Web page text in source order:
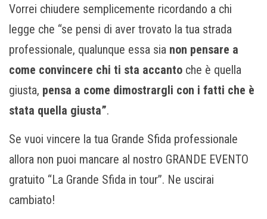
Vorrei chiudere semplicemente ricordando a chi
legge che “se pensi di aver trovato la tua strada
professionale, qualunque essa sia non pensare a
come convincere chi ti sta accanto che è quella
giusta, pensa a come dimostrargli con i fatti che è
stata quella giusta”.
Se vuoi vincere la tua Grande Sfida professionale
allora non puoi mancare al nostro GRANDE EVENTO
gratuito “La Grande Sfida in tour”. Ne uscirai
cambiato!